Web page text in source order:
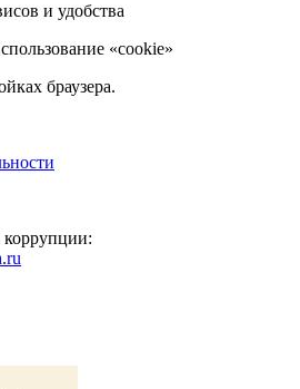
и удобства
«cookie»
браузера.